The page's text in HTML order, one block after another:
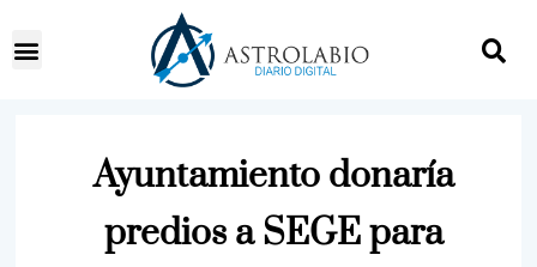
Ayuntamiento donaría
predios a SEGE para